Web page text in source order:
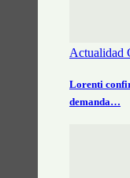
Actualidad
Lorenti
demanda…